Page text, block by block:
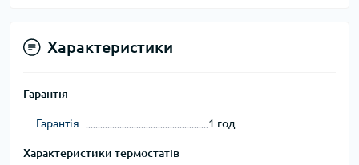
Характеристики
Гарантія
Гарантія 1 год
Характеристики термостатів